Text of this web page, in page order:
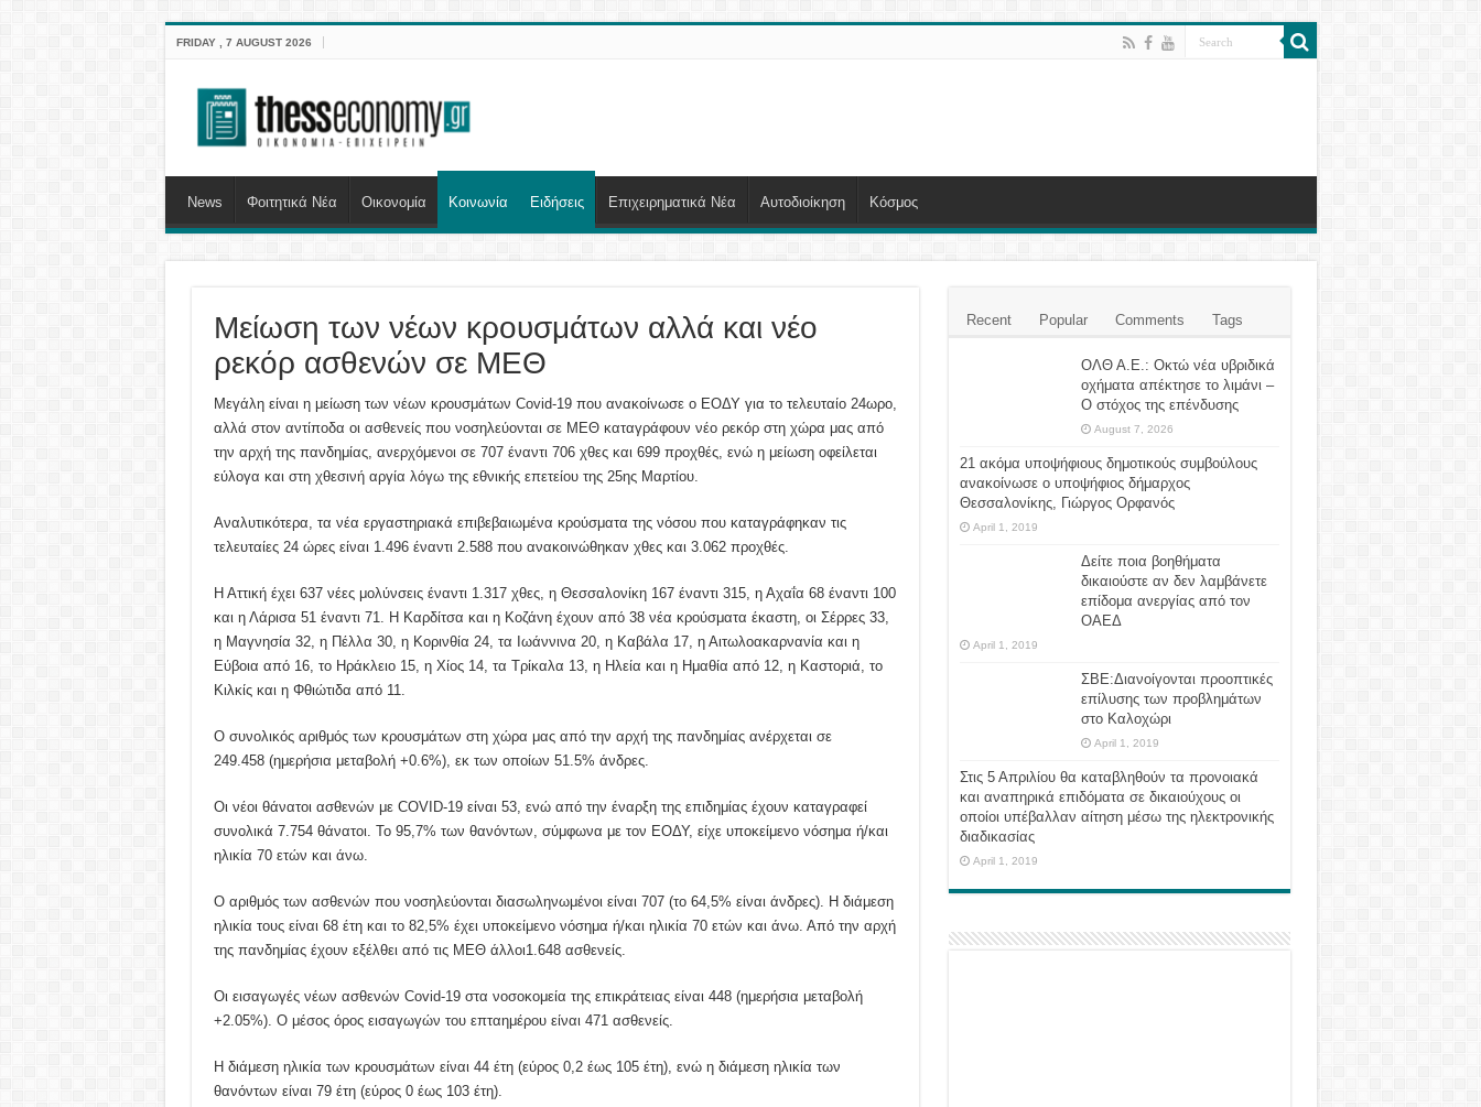
FRIDAY , 7 AUGUST 2026
News Φοιτητικά Νέα Οικονομία Κοινωνία Ειδήσεις Επιχειρηματικά Νέα Αυτοδιοίκηση Κόσμος
Μείωση των νέων κρουσμάτων αλλά και νέο
ρεκόρ ασθενών σε ΜΕΘ
Μεγάλη είναι η μείωση των νέων κρουσμάτων Covid-19 που ανακοίνωσε ο ΕΟΔΥ για το τελευταίο 24ωρο,
αλλά στον αντίποδα οι ασθενείς που νοσηλεύονται σε ΜΕΘ καταγράφουν νέο ρεκόρ στη χώρα μας από
την αρχή της πανδημίας, ανερχόμενοι σε 707 έναντι 706 χθες και 699 προχθές, ενώ η μείωση οφείλεται
εύλογα και στη χθεσινή αργία λόγω της εθνικής επετείου της 25ης Μαρτίου.
Αναλυτικότερα, τα νέα εργαστηριακά επιβεβαιωμένα κρούσματα της νόσου που καταγράφηκαν τις
τελευταίες 24 ώρες είναι 1.496 έναντι 2.588 που ανακοινώθηκαν χθες και 3.062 προχθές.
Η Αττική έχει 637 νέες μολύνσεις έναντι 1.317 χθες, η Θεσσαλονίκη 167 έναντι 315, η Αχαΐα 68 έναντι 100
και η Λάρισα 51 έναντι 71. Η Καρδίτσα και η Κοζάνη έχουν από 38 νέα κρούσματα έκαστη, οι Σέρρες 33,
η Μαγνησία 32, η Πέλλα 30, η Κορινθία 24, τα Ιωάννινα 20, η Καβάλα 17, η Αιτωλοακαρνανία και η
Εύβοια από 16, το Ηράκλειο 15, η Χίος 14, τα Τρίκαλα 13, η Ηλεία και η Ημαθία από 12, η Καστοριά, το
Κιλκίς και η Φθιώτιδα από 11.
Ο συνολικός αριθμός των κρουσμάτων στη χώρα μας από την αρχή της πανδημίας ανέρχεται σε
249.458 (ημερήσια μεταβολή +0.6%), εκ των οποίων 51.5% άνδρες.
Οι νέοι θάνατοι ασθενών με COVID-19 είναι 53, ενώ από την έναρξη της επιδημίας έχουν καταγραφεί
συνολικά 7.754 θάνατοι. Το 95,7% των θανόντων, σύμφωνα με τον ΕΟΔΥ, είχε υποκείμενο νόσημα ή/και
ηλικία 70 ετών και άνω.
Ο αριθμός των ασθενών που νοσηλεύονται διασωληνωμένοι είναι 707 (το 64,5% είναι άνδρες). Η διάμεση
ηλικία τους είναι 68 έτη και τo 82,5% έχει υποκείμενο νόσημα ή/και ηλικία 70 ετών και άνω. Από την αρχή
της πανδημίας έχουν εξέλθει από τις ΜΕΘ άλλοι1.648 ασθενείς.
Οι εισαγωγές νέων ασθενών Covid-19 στα νοσοκομεία της επικράτειας είναι 448 (ημερήσια μεταβολή
+2.05%). Ο μέσος όρος εισαγωγών του επταημέρου είναι 471 ασθενείς.
Η διάμεση ηλικία των κρουσμάτων είναι 44 έτη (εύρος 0,2 έως 105 έτη), ενώ η διάμεση ηλικία των
θανόντων είναι 79 έτη (εύρος 0 έως 103 έτη).
Recent Popular Comments Tags
ΟΛΘ Α.Ε.: Οκτώ νέα υβριδικά
οχήματα απέκτησε το λιμάνι –
Ο στόχος της επένδυσης
August 7, 2026
21 ακόμα υποψήφιους δημοτικούς συμβούλους
ανακοίνωσε ο υποψήφιος δήμαρχος
Θεσσαλονίκης, Γιώργος Ορφανός
April 1, 2019
Δείτε ποια βοηθήματα
δικαιούστε αν δεν λαμβάνετε
επίδομα ανεργίας από τον
ΟΑΕΔ
April 1, 2019
ΣΒΕ:Διανοίγονται προοπτικές
επίλυσης των προβλημάτων
στο Καλοχώρι
April 1, 2019
Στις 5 Απριλίου θα καταβληθούν τα προνοιακά
και αναπηρικά επιδόματα σε δικαιούχους οι
οποίοι υπέβαλλαν αίτηση μέσω της ηλεκτρονικής
διαδικασίας
April 1, 2019